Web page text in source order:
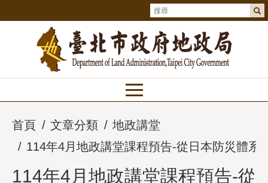
首頁 文章分類
地政講堂
114年4月地政講堂課程預告-從日本防災體系
114年4月地政講堂課程預告-從